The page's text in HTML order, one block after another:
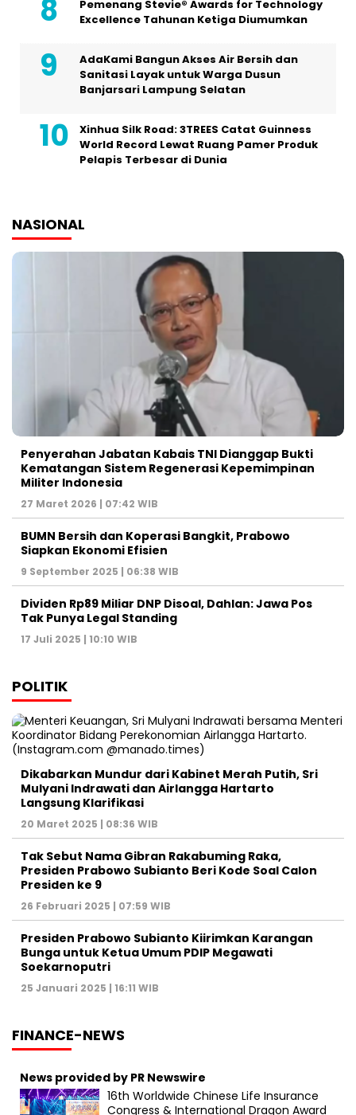
Pemenang Stevie® Awards for Technology
Excellence Tahunan Ketiga Diumumkan
AdaKami Bangun Akses Air Bersih dan
Sanitasi Layak untuk Warga Dusun
Banjarsari Lampung Selatan
Xinhua Silk Road: 3TREES Catat Guinness
World Record Lewat Ruang Pamer Produk
Pelapis Terbesar di Dunia
NASIONAL
Penyerahan Jabatan Kabais TNI Dianggap Bukti
Kematangan Sistem Regenerasi Kepemimpinan
Militer Indonesia
27 Maret 2026 | 07:42 WIB
BUMN Bersih dan Koperasi Bangkit, Prabowo
Siapkan Ekonomi Efisien
9 September 2025 | 06:38 WIB
Dividen Rp89 Miliar DNP Disoal, Dahlan: Jawa Pos
Tak Punya Legal Standing
17 Juli 2025 | 10:10 WIB
POLITIK
Dikabarkan Mundur dari Kabinet Merah Putih, Sri
Mulyani Indrawati dan Airlangga Hartarto
Langsung Klarifikasi
20 Maret 2025 | 08:36 WIB
Tak Sebut Nama Gibran Rakabuming Raka,
Presiden Prabowo Subianto Beri Kode Soal Calon
Presiden ke 9
26 Februari 2025 | 07:59 WIB
Presiden Prabowo Subianto Kiirimkan Karangan
Bunga untuk Ketua Umum PDIP Megawati
Soekarnoputri
25 Januari 2025 | 16:11 WIB
FINANCE-NEWS
News provided by PR Newswire
16th Worldwide Chinese Life Insurance
Congress & International Dragon Award